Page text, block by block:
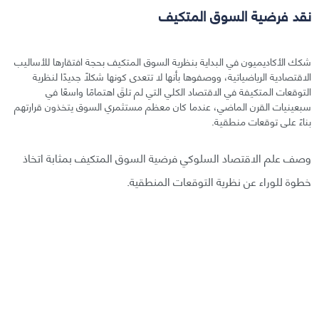
نقد فرضية السوق المتكيف
شكك الأكاديميون في البداية بنظرية السوق المتكيف بحجة افتقارها للأساليب
الاقتصادية الرياضياتية، ووصفوها بأنها لا تتعدى كونها شكلًا جديدًا لنظرية
التوقعات المتكيفة في الاقتصاد الكلي التي لم تلقَ اهتمامًا واسعًا في
سبعينيات القرن الماضي، عندما كان معظم مستثمري السوق يتخذون قرارتهم
بناءً على توقعات منطقية.
وصف علم الاقتصاد السلوكي فرضية السوق المتكيف بمثابة اتخاذ
خطوة للوراء عن نظرية التوقعات المنطقية.